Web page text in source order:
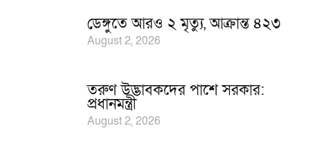
ডেঙ্গুতে আরও ২ মৃত্যু, আক্রান্ত ৪২৩
August 2, 2026
তরুণ উদ্ভাবকদের পাশে সরকার:
প্রধানমন্ত্রী
August 2, 2026